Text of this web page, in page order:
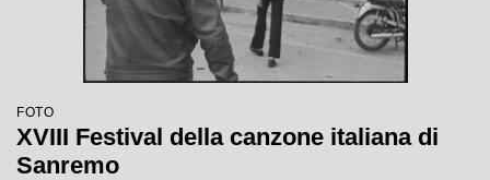
FOTO
XVIII Festival della canzone italiana di
Sanremo